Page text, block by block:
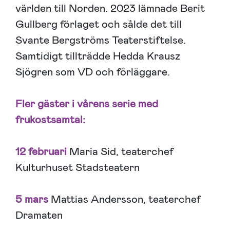
världen till Norden. 2023 lämnade Berit
Gullberg förlaget och sålde det till
Svante Bergströms Teaterstiftelse.
Samtidigt tillträdde Hedda Krausz
Sjögren som VD och förläggare.
Fler gäster i vårens serie med
frukostsamtal:
12 februari Maria Sid, teaterchef
Kulturhuset Stadsteatern
5 mars Mattias Andersson, teaterchef
Dramaten